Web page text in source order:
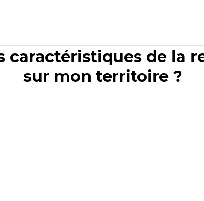
caractéristiques de la
sur mon territoire ?